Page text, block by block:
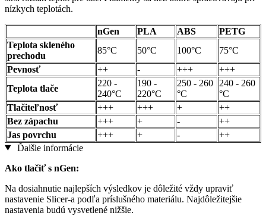
nízkych teplotách.
nGen PLA ABS
PETG
Teplota skleného
prechodu
85°C 50°C 100°C
75°C
Pevnosť
++ - +++
+++
Teplota tlače
220 -
240°C
190 -
220°C
250 - 260
°C
240 - 260
°C
Tlačiteľnosť
+++ +++ +
++
Bez zápachu
+++ + -
++
Jas povrchu
+++ + -
++
Ďalšie informácie
Ako tlačiť s nGen:
Na dosiahnutie najlepších výsledkov je dôležité vždy upraviť
nastavenie Slicer-a podľa príslušného materiálu. Najdôležitejšie
nastavenia budú vysvetlené nižšie.